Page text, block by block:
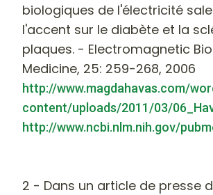
biologiques de l'électricité
l'accent sur ​​le diabète et la
plaques. - Electromagnetic
Medicine, 25: 259-268, 2006
http://www.magdahavas.com/
content/uploads/2011/03/
http://www.ncbi.nlm.nih.gov/
2 - Dans un article de presse